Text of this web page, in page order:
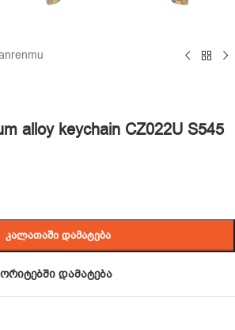
alloy keychain CZ022U S545
ᲙᲐᲚᲐᲗᲐᲨᲘ ᲓᲐᲛᲐᲢᲔᲑᲐ
დამატება